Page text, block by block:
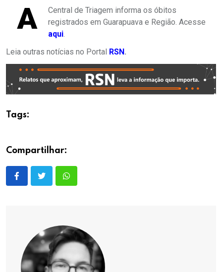
A
Central de Triagem informa os óbitos
registrados em Guarapuava e Região. Acesse
aqui
Leia outras notícias no Portal RSN.
Tags:
Compartilhar: